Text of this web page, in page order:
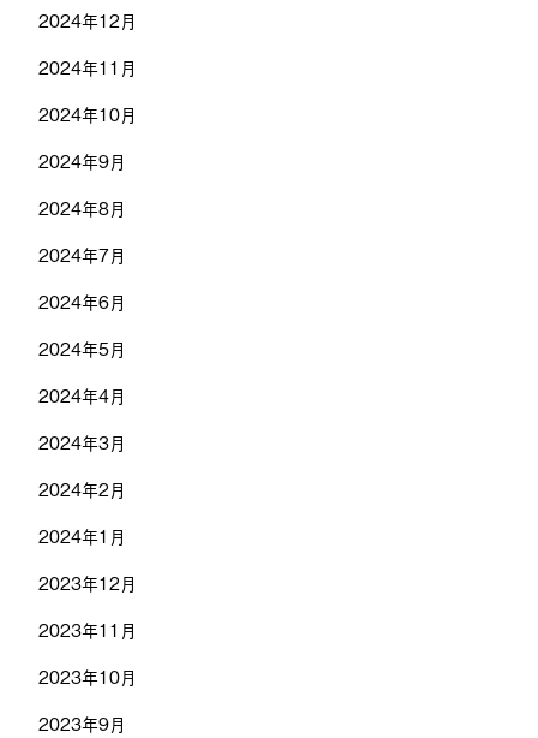
2024年12月
2024年11月
2024年10月
2024年9月
2024年8月
2024年7月
2024年6月
2024年5月
2024年4月
2024年3月
2024年2月
2024年1月
2023年12月
2023年11月
2023年10月
2023年9月